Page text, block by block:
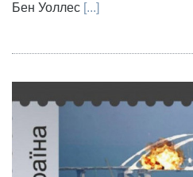
Бен Уоллес [...]